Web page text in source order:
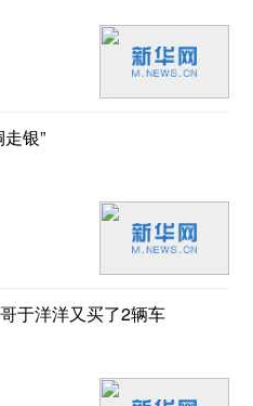
银”
于洋洋又买了2辆车